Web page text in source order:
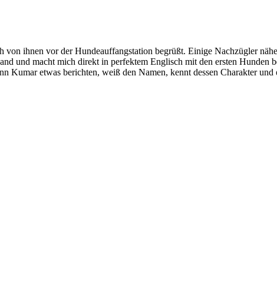
ihnen vor der Hundeauffangstation begrüßt. Einige Nachzügler
und macht mich direkt in perfektem Englisch mit den ersten Hunden
Kumar etwas berichten, weiß den Namen, kennt dessen Charakter